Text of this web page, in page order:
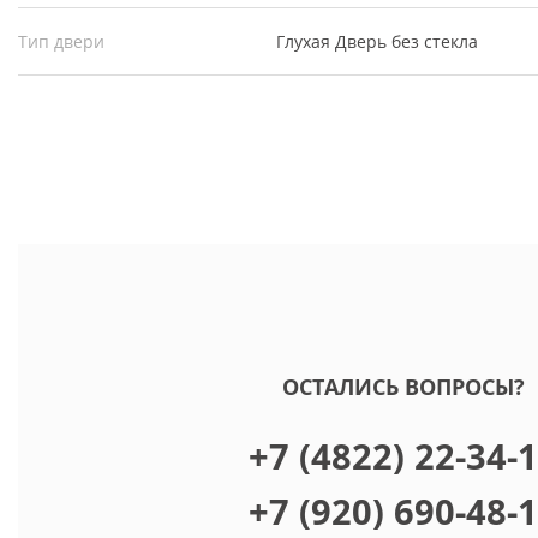
Тип двери Глухая Дверь без стекла
ОСТАЛИСЬ ВОПРОСЫ?
+7 (4822) 22-34-
+7 (920) 690-48-